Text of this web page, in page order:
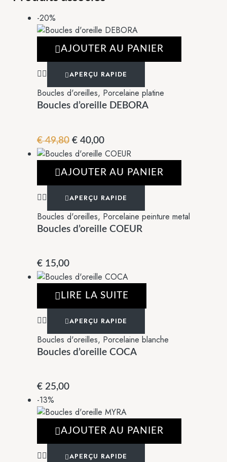
-20%
AJOUTER AU PANIER
APERÇU RAPIDE
Boucles d'oreilles, Porcelaine platine
Boucles d’oreille DEBORA
€49,80 € 40,00
AJOUTER AU PANIER
APERÇU RAPIDE
Boucles d'oreilles, Porcelaine peinture metal
Boucles d’oreille COEUR
€ 15,00
LIRE LA SUITE
APERÇU RAPIDE
Boucles d'oreilles, Porcelaine blanche
Boucles d’oreille COCA
€ 25,00
-13%
AJOUTER AU PANIER
APERÇU RAPIDE